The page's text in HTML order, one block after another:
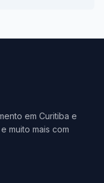
em Curitiba e
muito mais com